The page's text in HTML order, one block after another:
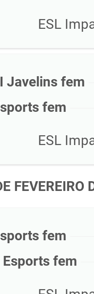
ESL
Javelins fem
fem
ESL
FEVEREIRO
fem
Esports fem